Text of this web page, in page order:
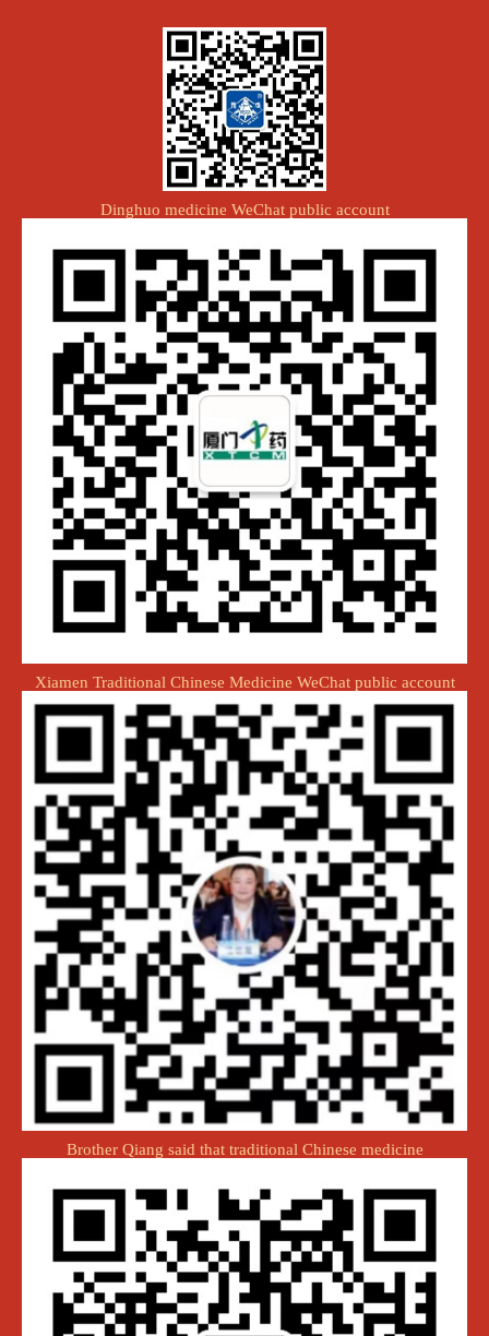
Dinghuo medicine WeChat public account
Xiamen Traditional Chinese Medicine WeChat public account
Brother Qiang said that traditional Chinese medicine